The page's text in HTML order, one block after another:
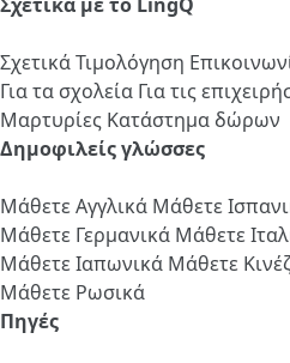
ΣχετικάΤιμολόγηση
Για τα σχολεία Για τις
Μαρτυρίες Κατάστημα δώρων
Δημοφιλείς γλώσσες
Μάθετε Αγγλικά Μάθετε
Μάθετε Γερμανικά Μάθετε
Μάθετε Ιαπωνικά Μάθετε
Μάθετε Ρωσικά
Πηγές